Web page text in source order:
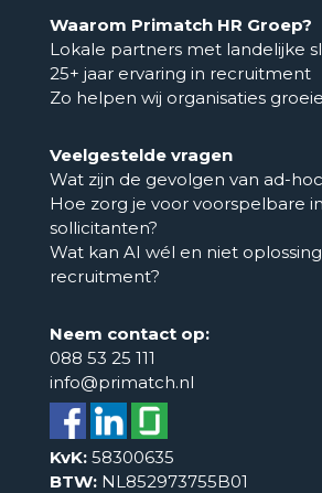
Waarom Primatch HR Groep?
Lokale partners met landelijke
25+ jaar ervaring in recruitment
Zo helpen wij organisaties
Veelgestelde vragen
Wat zijn de gevolgen van ad-
Hoe zorg je voor voorspelbare
sollicitanten?
Wat kan AI wél en niet
recruitment?
Neem contact op:
088 53 25 111
info@primatch.nl
KvK:58300635
BTW:NL852973755B01